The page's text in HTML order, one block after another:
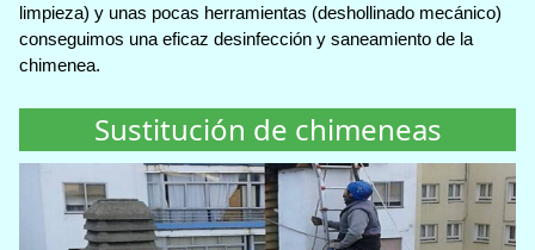
limpieza) y unas pocas herramientas (deshollinado mecánico)
conseguimos una eficaz desinfección y saneamiento de la
chimenea.
Sustitución de chimeneas